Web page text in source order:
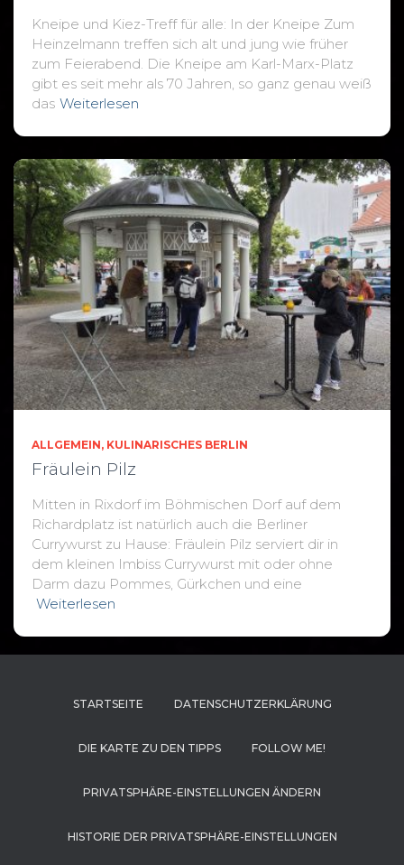
Kneipe und Kiez-Treff für alle: In der Kneipe Zum
Heinzelmann treffen sich alt und jung wie früher
zum Feierabend. Die Kneipe am Karl-Marx-Platz
gibt es seit mehr als 70 Jahren, so ganz genau weiß
das Weiterlesen
ALLGEMEIN KULINARISCHES BERLIN
Fräulein Pilz
Mitten in Rixdorf im Böhmischen Dorf auf dem
Richardplatz ist natürlich auch die Berliner
Currywurst zu Hause: Fräulein Pilz serviert dir in
dem kleinen Imbiss Currywurst mit oder ohne
Darm dazu Pommes, Gürkchen und eine
Weiterlesen
STARTSEITE DATENSCHUTZERKLÄRUNG
DIE KARTE ZU DEN TIPPS FOLLOW ME!
PRIVATSPHÄRE-EINSTELLUNGEN ÄNDERN
HISTORIE DER PRIVATSPHÄRE-EINSTELLUNGEN